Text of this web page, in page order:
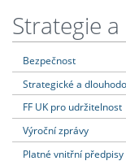
Strategie
Bezpečnost
Strategické a
FF UK pro udržitelnost
Výroční zprávy
Platné vnitřní předpisy